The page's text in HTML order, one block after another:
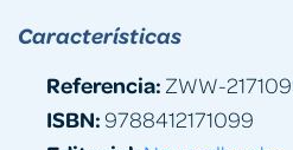
Características
Referencia: ZWW-
ISBN:9788412171099